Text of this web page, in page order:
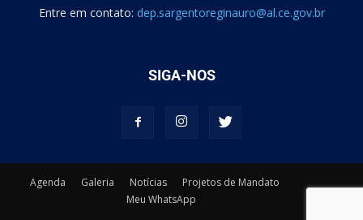
Entre em contato: dep.sargentoreginauro@al.ce.gov.br
SIGA-NOS
Agenda Galeria Notícias
Projetos de Mandato
Meu WhatsApp